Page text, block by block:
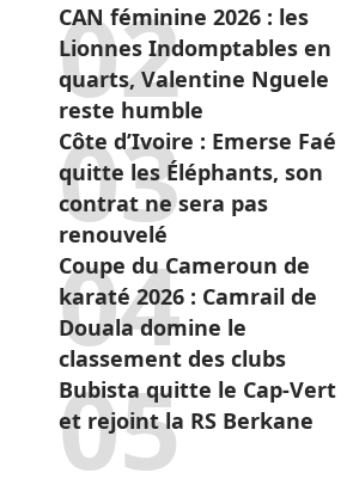
CAN féminine 2026 : les
Lionnes Indomptables en
quarts, Valentine Nguele
reste humble
Côte d’Ivoire : Emerse Faé
quitte les Éléphants, son
contrat ne sera pas
renouvelé
Coupe du Cameroun de
karaté 2026 : Camrail de
Douala domine le
classement des clubs
Bubista quitte le Cap-Vert
et rejoint la RS Berkane